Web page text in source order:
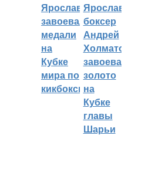
Ярославцы
завоевали
медали
на
Кубке
мира по
кикбоксингу
Ярославский
боксер
Андрей
Холматов
завоевал
золото
на
Кубке
главы
Шарьи